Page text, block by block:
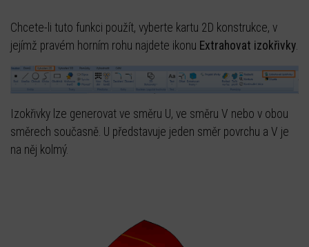
Chcete-li tuto funkci použít, vyberte kartu 2D konstrukce, v
jejímž pravém horním rohu najdete ikonu Extrahovat izokřivky.
Izokřivky lze generovat ve směru U, ve směru V nebo v obou
směrech současně. U představuje jeden směr povrchu a V je
na něj kolmý.